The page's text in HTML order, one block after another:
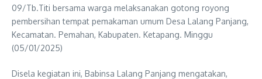
09/Tb.Titi bersama warga melaksanakan gotong royong
pembersihan tempat pemakaman umum Desa Lalang Panjang,
Kecamatan. Pemahan, Kabupaten. Ketapang. Minggu
(05/01/2025)
Disela kegiatan ini, Babinsa Lalang Panjang mengatakan,